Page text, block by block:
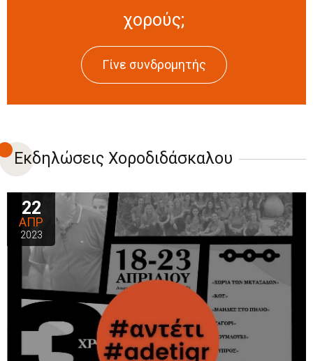
χορούς;
Γίνε συνδρομητής
Εκδηλώσεις Χοροδιδάσκαλου
22
ΑΠΡ
2023